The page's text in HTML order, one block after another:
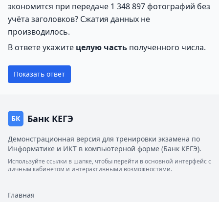
экономится при передаче 1 348 897 фотографий без
учёта заголовков? Сжатия данных не
производилось.
В ответе укажите целую часть полученного числа.
Показать ответ
БК Банк КЕГЭ
Демонстрационная версия для тренировки экзамена по
Информатике и ИКТ в компьютерной форме (Банк КЕГЭ).
Используйте ссылки в шапке, чтобы перейти в основной интерфейс с
личным кабинетом и интерактивными возможностями.
Главная